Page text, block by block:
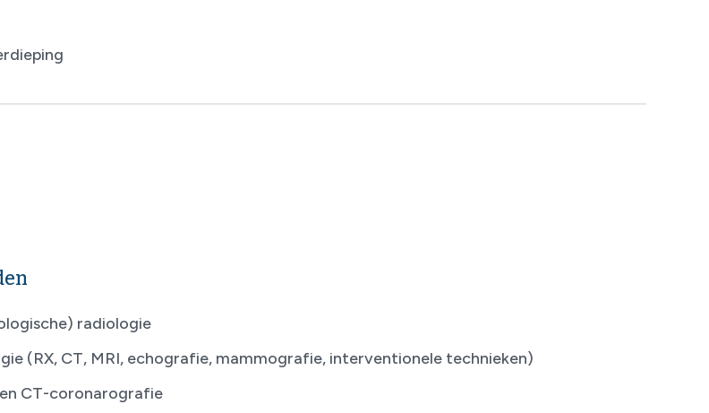
radiologie
(RX, CT, MRI, echografie, mammografie, interventionele technieken)
CT-coronarografie